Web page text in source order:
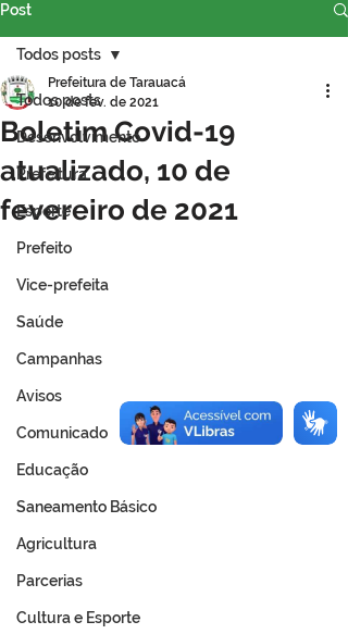
Post
Todos posts
Desenvolvimento
Prefeitura
Esporte
Prefeito
Vice-prefeita
Saúde
Campanhas
Avisos
Comunicado
Educação
Saneamento Básico
Agricultura
Parcerias
Cultura e Esporte
Todos posts
Boletim Covid-19
atualizado, 10 de
fevereiro de 2021
Prefeitura de Tarauacá
10 de fev. de 2021